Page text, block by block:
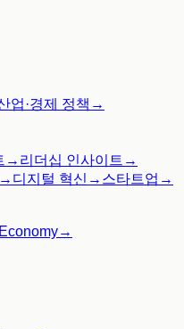
업·경제 정책 →
→ 리더십 인사이트 →
→ 디지털 혁신 → 스타트업 →
→